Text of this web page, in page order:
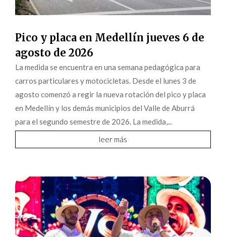
Pico y placa en Medellín jueves 6 de
agosto de 2026
La medida se encuentra en una semana pedagógica para
carros particulares y motocicletas. Desde el lunes 3 de
agosto comenzó a regir la nueva rotación del pico y placa
en Medellín y los demás municipios del Valle de Aburrá
para el segundo semestre de 2026. La medida,...
leer más